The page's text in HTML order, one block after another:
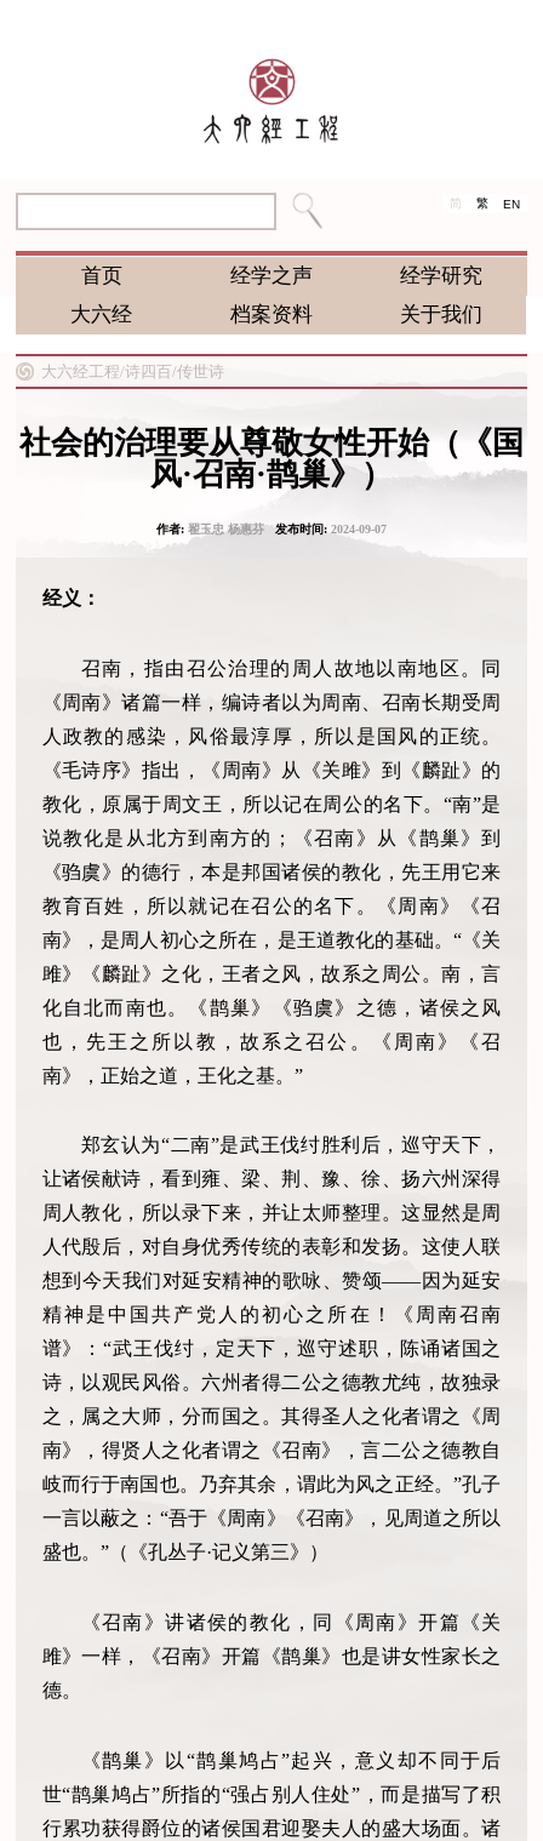
简 繁 EN
首页 经学之声
经学研究
大六经
档案资料 关于我们
大六经工程/诗四百/传世诗
社会的治理要从尊敬女性开始（《国
风·召南·鹊巢》）
作者: 翟玉忠 杨惠芬发布时间: 2024-09-07
经义：
召南，指由召公治理的周人故地以南地区。同
《周南》诸篇一样，编诗者以为周南、召南长期受周
人政教的感染，风俗最淳厚，所以是国风的正统。
《毛诗序》指出，《周南》从《关雎》到《麟趾》的
教化，原属于周文王，所以记在周公的名下。“南”是
说教化是从北方到南方的；《召南》从《鹊巢》到
《驺虞》的德行，本是邦国诸侯的教化，先王用它来
教育百姓，所以就记在召公的名下。《周南》《召
南》，是周人初心之所在，是王道教化的基础。“《关
雎》《麟趾》之化，王者之风，故系之周公。南，言
化自北而南也。《鹊巢》《驺虞》之德，诸侯之风
也，先王之所以教，故系之召公。《周南》《召
南》，正始之道，王化之基。”
郑玄认为“二南”是武王伐纣胜利后，巡守天下，
让诸侯献诗，看到雍、梁、荆、豫、徐、扬六州深得
周人教化，所以录下来，并让太师整理。这显然是周
人代殷后，对自身优秀传统的表彰和发扬。这使人联
想到今天我们对延安精神的歌咏、赞颂——因为延安
精神是中国共产党人的初心之所在！《周南召南
谱》：“武王伐纣，定天下，巡守述职，陈诵诸国之
诗，以观民风俗。六州者得二公之德教尤纯，故独录
之，属之大师，分而国之。其得圣人之化者谓之《周
南》，得贤人之化者谓之《召南》，言二公之德教自
岐而行于南国也。乃弃其余，谓此为风之正经。”孔子
一言以蔽之：“吾于《周南》《召南》，见周道之所以
盛也。”（《孔丛子·记义第三》）
《召南》讲诸侯的教化，同《周南》开篇《关
雎》一样，《召南》开篇《鹊巢》也是讲女性家长之
德。
《鹊巢》以“鹊巢鸠占”起兴，意义却不同于后
世“鹊巢鸠占”所指的“强占别人住处”，而是描写了积
行累功获得爵位的诸侯国君迎娶夫人的盛大场面。诸